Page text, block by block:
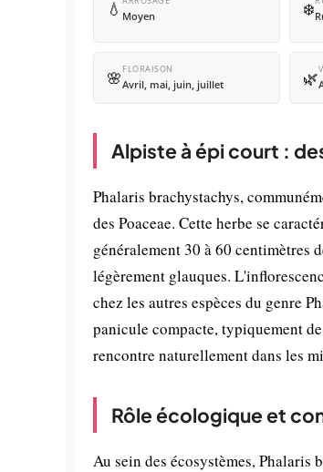
💧 Moyen ❄️
🌸 FLORAISON
Avril, mai, juin, juillet 🌿
Alpiste à épi court :
Phalaris brachystachys,
des Poaceae. Cette herbe se
généralement 30 à 60 centimètres
légèrement glauques.
chez les autres espèces du genre
panicule compacte, typiquement
rencontre naturellement dans les
Rôle écologique et
Au sein des écosystèmes,